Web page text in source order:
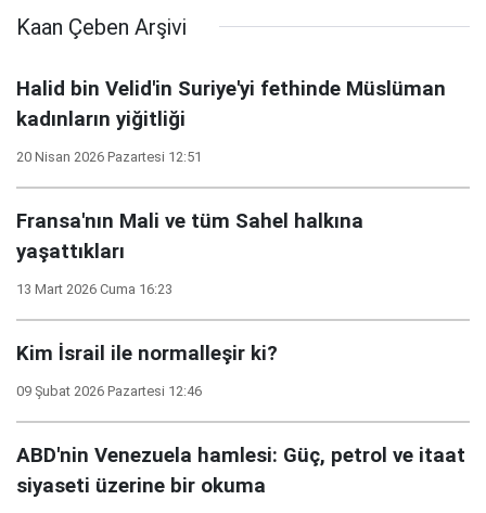
Kaan Çeben Arşivi
Halid bin Velid'in Suriye'yi fethinde Müslüman
kadınların yiğitliği
20 Nisan 2026 Pazartesi 12:51
Fransa'nın Mali ve tüm Sahel halkına
yaşattıkları
13 Mart 2026 Cuma 16:23
Kim İsrail ile normalleşir ki?
09 Şubat 2026 Pazartesi 12:46
ABD'nin Venezuela hamlesi: Güç, petrol ve itaat
siyaseti üzerine bir okuma